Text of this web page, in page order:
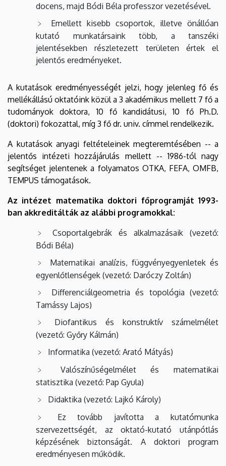
docens, majd Bódi Béla professzor vezetésével.
Emellett kisebb csoportok, illetve önállóan
kutató munkatársaink több, a tanszéki
jelentésekben részletezett területen értek el
jelentős eredményeket.
A kutatások eredményességét jelzi, hogy jelenleg fő és
mellékállású oktatóink közül a 3 akadémikus mellett 7 fő a
tudományok doktora, 10 fő kandidátusi, 10 fő Ph.D.
(doktori) fokozattal, míg 3 fő dr. univ. címmel rendelkezik.
A kutatások anyagi feltételeinek megteremtésében -- a
jelentős intézeti hozzájárulás mellett -- 1986-tól nagy
segítséget jelentenek a folyamatos OTKA, FEFA, OMFB,
TEMPUS támogatások.
Az intézet matematika doktori főprogramját 1993-
ban akkreditálták az alábbi programokkal:
Csoportalgebrák és alkalmazásaik (vezető:
Bódi Béla)
Matematikai analízis, függvényegyenletek és
egyenlőtlenségek (vezető: Daróczy Zoltán)
Differenciálgeometria és topológia (vezető:
Tamássy Lajos)
Diofantikus és konstruktív számelmélet
(vezető: Győry Kálmán)
Informatika (vezető: Arató Mátyás)
Valószínűségelmélet és matematikai
statisztika (vezető: Pap Gyula)
Didaktika (vezető: Lajkó Károly)
Ez tovább javította a kutatómunka
szervezettségét, az oktató-kutató utánpótlás
képzésének biztonságát. A doktori program
eredményesen működik.